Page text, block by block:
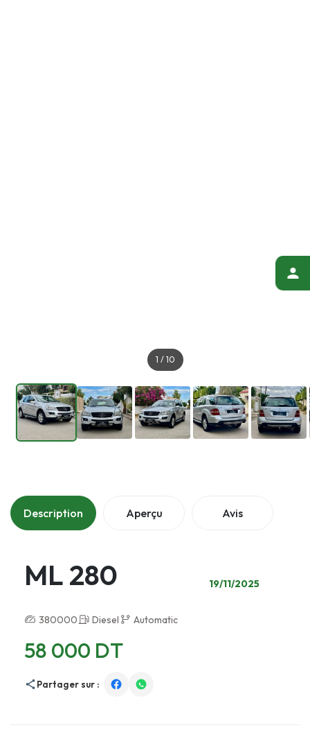
1 / 10
Description Aperçu Avis
ML 280 19/11/2025
380000 Diesel Automatic
58 000 DT
Partager sur :